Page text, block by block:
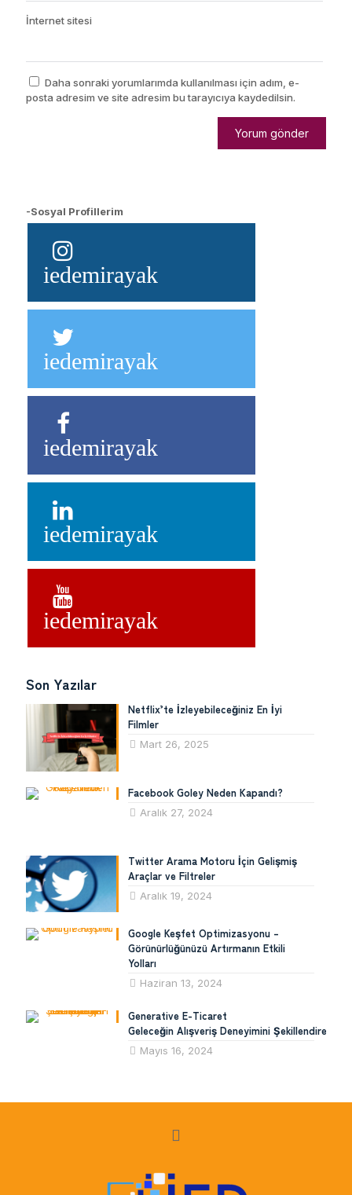
İnternet sitesi
Daha sonraki yorumlarımda kullanılması için adım, e-
posta adresim ve site adresim bu tarayıcıya kaydedilsin.
-Sosyal Profillerim
iedemirayak
iedemirayak
iedemirayak
iedemirayak
iedemirayak
Son Yazılar
Netflix’te İzleyebileceğiniz En İyi
Filmler
Mart 26, 2025
Facebook Goley Neden Kapandı?
Aralık 27, 2024
Twitter Arama Motoru İçin Gelişmiş
Araçlar ve Filtreler
Aralık 19, 2024
Google Keşfet Optimizasyonu –
Görünürlüğünüzü Artırmanın Etkili
Yolları
Haziran 13, 2024
Generative E-Ticaret
Geleceğin Alışveriş Deneyimini Şekillendiren
Mayıs 16, 2024